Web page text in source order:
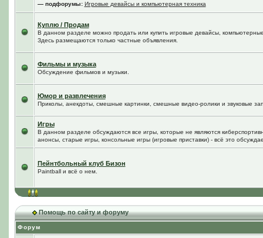
— подфорумы: Игровые девайсы и компьютерная техника
Куплю / Продам
В данном разделе можно продать или купить игровые девайсы,
Здесь размещаются только частные объявления.
Фильмы и музыка
Обсуждение фильмов и музыки.
Юмор и развлечения
Приколы, анекдоты, смешные картинки, смешные видео-ролики и звуковые
Игры
В данном разделе обсуждаются все игры, которые не являются
анонсы, старые игры, консольные игры (игровые приставки) - всё это
Пейнтбольный клуб Бизон
Paintball и всё о нем.
Помощь по сайту и форуму
Форум